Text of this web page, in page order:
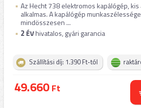
Az Hecht 738 elektromos kapálógép,
alkalmas. A kapálógép
mindösszesen ...
2 ÉVhivatalos, gyári garancia
Szállítási díj: 1.390 Ft-tól
49.660Ft